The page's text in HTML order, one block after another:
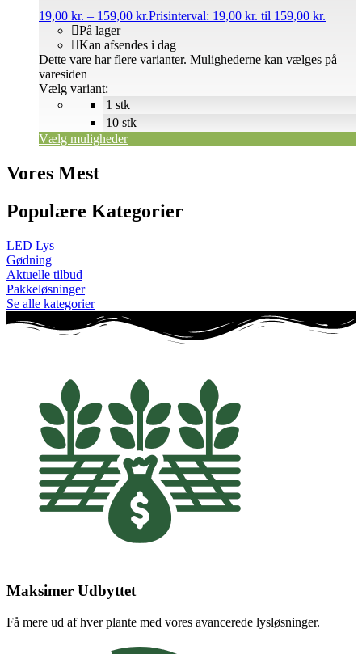
19,00 kr. – 159,00 kr.Prisinterval: 19,00 kr. til 159,00 kr.
På lager
Kan afsendes i dag
Vælg variant:
Vælg muligheder
Dette vare har flere varianter. Mulighederne kan vælges på
varesiden
1 stk
10 stk
Vores Mest
Populære Kategorier
LED Lys
Gødning
Aktuelle tilbud
Pakkeløsninger
Se alle kategorier
Maksimer Udbyttet
Få mere ud af hver plante med vores avancerede lysløsninger.